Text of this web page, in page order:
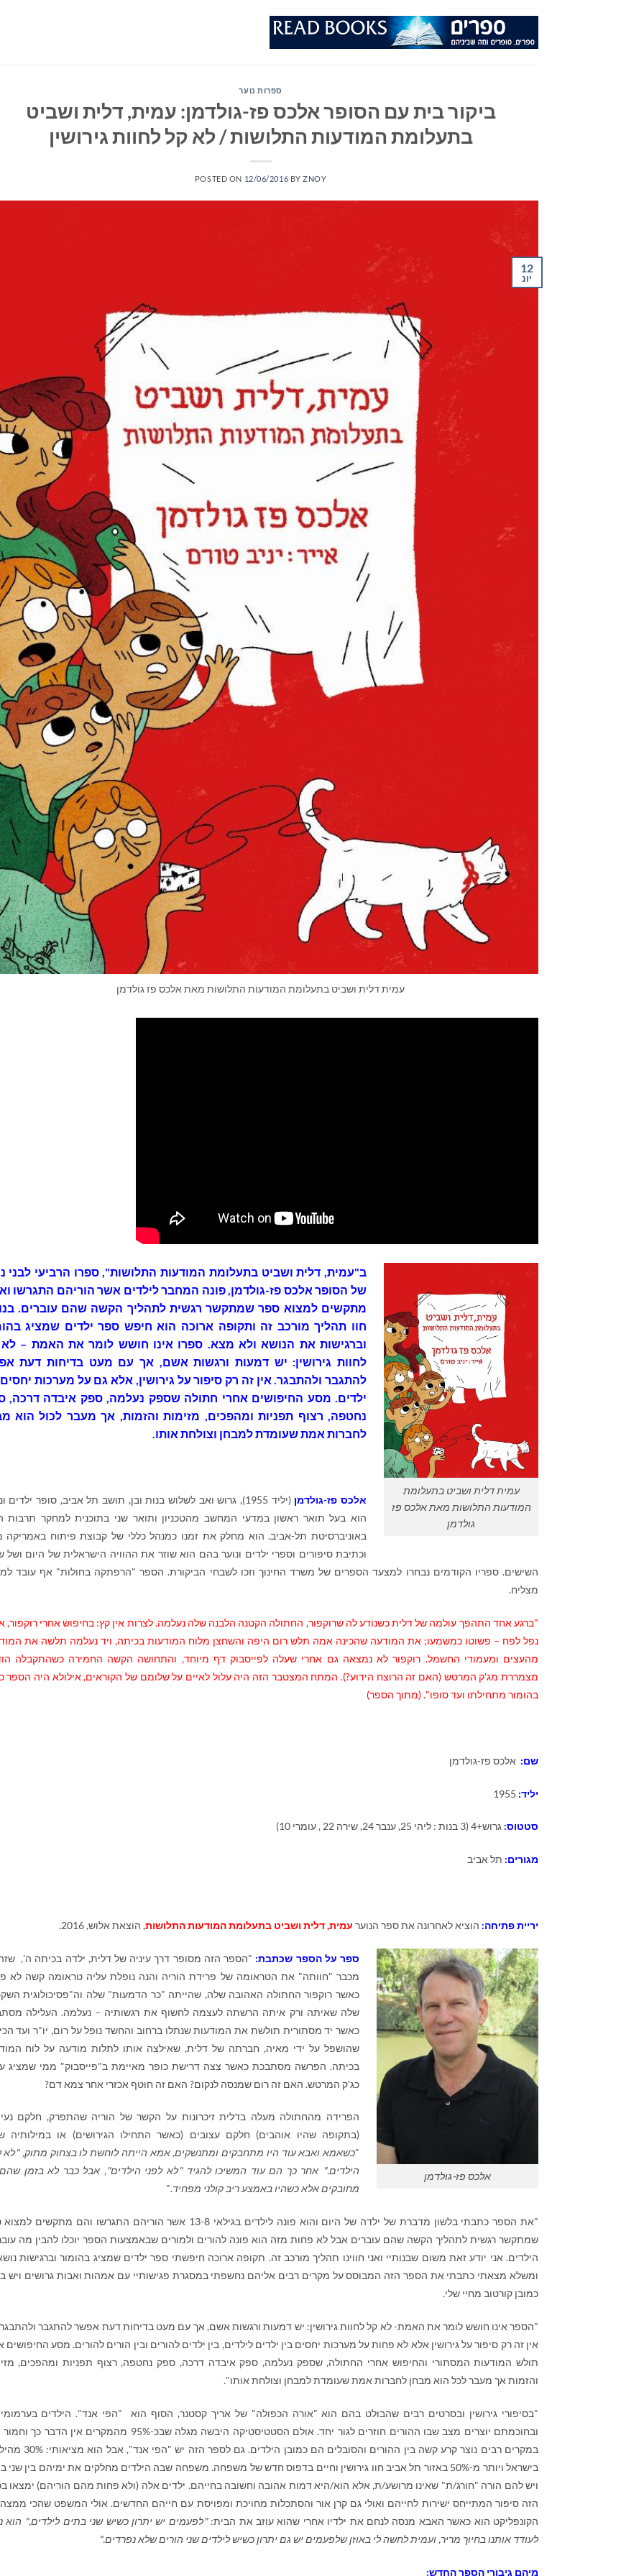
ספרות נוער
ביקור בית עם הסופר אלכס פז-גולדמן: עמית, דלית ושביט
בתעלומת המודעות התלושות / לא קל לחוות גירושין
POSTED ON 12/06/2016 BYZNOY
12
יונ
עמית דלית ושביט בתעלומת המודעות התלושות מאת אלכס פז גולדמן
עמית דלית ושביט בתעלומת
המודעות התלושות מאת אלכס פז
גולדמן
ב"עמית, דלית ושביט בתעלומת המודעות התלושות", ספרו הרביעי לבני
של הסופר אלכס פז-גולדמן, פונה המחבר לילדים אשר הוריהם התגרשו
מתקשים למצוא ספר שמתקשר רגשית לתהליך הקשה שהם עוברים.
חוו תהליך מורכב זה ותקופה ארוכה הוא חיפש ספר ילדים שמציג
וברגישות את הנושא ולא מצא. ספרו אינו חושש לומר את האמת –
לחוות גירושין: יש דמעות ורגשות אשם, אך עם מעט בדיחות דעת
להתגבר ולהתבגר. אין זה רק סיפור על גירושין, אלא גם על מערכות יחסים
ילדים. מסע החיפושים אחרי חתולה שספק נעלמה, ספק איבדה דרכה,
נחטפה, רצוף תפניות ומהפכים, מזימות והזמות, אך מעבר לכול הוא
לחברות אמת שעומדת למבחן וצולחת אותו.
אלכס פז-גולדמן
(יליד 1955), גרוש ואב לשלוש בנות ובן, תושב תל אביב, סופר ילדים
הוא בעל תואר ראשון במדעי המחשב מהטכניון ותואר שני בתוכנית למחקר תרבות
באוניברסיטת תל-אביב. הוא מחלק את זמנו כמנהל כללי של קבוצת פיתוח באמריקה
וכתיבת סיפורים וספרי ילדים ונוער בהם הוא שוזר את ההוויה הישראלית של היום ושל
השישים. ספריו הקודמים נבחרו למצעד הספרים של משרד החינוך וזכו לשבחי הביקורת. הספר "הרפתקה בחולות" אף עובד
מצליח.
"ברגע אחד התהפך עולמה של דלית כשנודע לה שרוקפור, החתולה הקטנה הלבנה שלה נעלמה. לצרות אין קץ: בחיפוש אחרי רוקפור,
נפל לפח – פשוטו כמשמעו; את המודעה שהכינה אמהּ תלש רום היפה והשחצן מלוח המודעות בכיתה, ויד נעלמה תלשה את
מהעצים ומעמודי החשמל. רוקפור לא נמצאה גם אחרי שעלה לפייסבוק דף מיוחד, והתחושה הקשה החמירה כשהתקבלה
מצמררת מג'ק המרטש (האם זה הרוצח הידוע?). המתח המצטבר הזה היה עלול לאיים על שלומם של הקוראים, אילולא היה הספר
בהומור מתחילתו ועד סופו". (מתוך הספר)
שם: אלכס פז-גולדמן
יליד:
סטטוס: גרוש+4 (3 בנות : ליהי 25, ענבר 24, שירה 22 , עומרי 10)
מגורים: תל אביב
יריית פתיחה: הוציא לאחרונה את ספר הנוער עמית, דלית ושביט בתעלומת המודעות התלושות, הוצאת אלוש, 2016.
אלכס פז-גולדמן
ספר על הספר שכתבת: "הספר הזה מסופר דרך עיניה של דלית, ילדה בכיתה ה',
מכבר "חוותה" את הטראומה של פרידת הוריה והנה נופלת עליה טראומה קשה לא
כאשר רוקפור החתולה האהובה שלה, שהייתה "כר הדמעות" שלה וה"פסיכולוגית
שלה שאיתה ורק איתה הרשתה לעצמה לחשוף את רגשותיה – נעלמה. העלילה
כאשר יד מסתורית תולשת את המודעות שנתלו ברחוב והחשד נופל על רום, יו"ר ועד
שהושפל על ידי מאיה, חברתה של דלית, שאילצה אותו לתלות מודעה על לוח
בכיתה. הפרשה מסתבכת כאשר צצה דרישת כופר מאיימת ב"פייסבוק" ממי שמציג
כג'ק המרטש. האם זה רום שמנסה לנקום? האם זה חוטף אכזרי אחר צמא דם?
הפרידה מהחתולה מעלה בדלית זיכרונות על הקשר של הוריה שהתפרק, חלקם
(בתקופה שהיו אוהבים) חלקם עצובים (כאשר התחילו הגירושים) או במילותיה
"כשאמא ואבא עוד היו מתחבקים ומתנשקים, אמא הייתה לוחשת לו בצחוק מתוק, "לא
הילדים." אחר כך הם עוד המשיכו להגיד "לא לפני הילדים", אבל כבר לא בזמן שהם
מחובקים אלא כשהיו באמצע ריב קולני מפחיד."
"את הספר כתבתי בלשון מדברת של ילדה של היום והוא פונה לילדים בגילאי 13-8 אשר הוריהם התגרשו והם
שמתקשר רגשית לתהליך הקשה שהם עוברים אבל לא פחות מזה הוא פונה להורים ולמורים שבאמצעות הספר יוכלו להבין מה
הילדים. אני יודע זאת משום שבנותיי ואני חווינו תהליך מורכב זה. תקופה ארוכה חיפשתי ספר ילדים שמציג בהומור וברגישות
ומשלא מצאתי כתבתי את הספר הזה המבוסס על מקרים רבים אליהם נחשפתי במסגרת פגישותיי עם אמהות ואבות גרושים ויש
כמובן קורטוב מחיי שלי.
"הספר אינו חושש לומר את האמת- לא קל לחוות גירושין: יש דמעות ורגשות אשם, אך עם מעט בדיחות דעת אפשר להתגבר
אין זה רק סיפור על גירושין אלא לא פחות על מערכות יחסים בין ילדים לילדים, בין ילדים להורים ובין הורים להורים. מסע החיפושים
תולש המודעות המסתורי והחיפוש אחרי החתולה, שספק נעלמה, ספק איבדה דרכה, ספק נחטפה, רצוף תפניות ומהפכים,
והזמות אך מעבר לכל הוא מבחן לחברות אמת שעומדת למבחן וצולחת אותו".
"בסיפורי גירושין ובסרטים רבים שהבולט בהם הוא "אורה הכפולה" של אריך קסטנר, הסוף הוא "הפי אנד". הילדים
ובחוכמתם יוצרים מצב שבו ההורים חוזרים לגור יחד. אולם הסטטיסטיקה היבשה מגלה שבכ-95% מהמקרים אין
במקרים רבים נוצר קרע קשה בין ההורים והסובלים הם כמובן
בישראל ויותר מ-50% באזור תל אביב חוו גירושין וחיים בדפוס חדש של משפחה. משפחה שבה הילדים מחלקים את ימיהם בין שני
ויש להם הורה "חורג/ת" שאינו מרושע/ת, אלא הוא/היא דמות אהובה וחשובה בחייהם. ילדים אלה (ולא פחות מהם הוריהם) ימצאו
הזה סיפור המתייחס ישירות לחייהם ואולי גם קרן אור והסתכלות מחויכת ומפויסת עם חייהם החדשים. אולי המשפט שהכי
הקונפליקט הוא כאשר האבא מנסה לנחם את ילדיו אחרי שהוא עוזב את הבית:"לפעמים יש יתרון כשיש שני בתים לילדים," הוא
לעודד אותנו בחיוך מריר, ועמית לחשה לי באוזן שלפעמים יש גם יתרון כשיש לילדים שני הורים שלא נפרדים."
מיהם גיבורי הספר החדש: